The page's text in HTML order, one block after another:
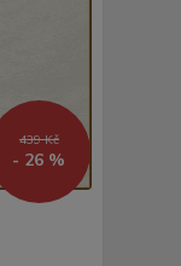
439 Kč
- 26 %